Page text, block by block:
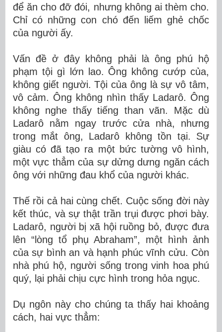
để ăn cho đỡ đói, nhưng không ai thèm cho.
Chỉ có những con chó đến liếm ghẻ chốc
của người ấy.
Vấn đề ở đây không phải là ông phú hộ
phạm tội gì lớn lao. Ông không cướp của,
không giết người. Tội của ông là sự vô tâm,
vô cảm. Ông không nhìn thấy Ladarô. Ông
không nghe thấy tiếng than vãn. Mặc dù
Ladarô nằm ngay trước cửa nhà, nhưng
trong mắt ông, Ladarô không tồn tại. Sự
giàu có đã tạo ra một bức tường vô hình,
một vực thẳm của sự dửng dưng ngăn cách
ông với những đau khổ của người khác.
Thế rồi cả hai cùng chết. Cuộc sống đời này
kết thúc, và sự thật trần trụi được phơi bày.
Ladarô, người bị xã hội ruồng bỏ, được đưa
lên “lòng tổ phụ Abraham”, một hình ảnh
của sự bình an và hạnh phúc vĩnh cửu. Còn
nhà phú hộ, người sống trong vinh hoa phú
quý, lại phải chịu cực hình trong hỏa ngục.
Dụ ngôn này cho chúng ta thấy hai khoảng
cách, hai vực thẳm: